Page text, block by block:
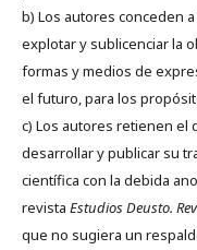
b) Los autores conceden
explotar y sublicenciar la
formas y medios de
el futuro, para los
c) Los autores retienen el
desarrollar y publicar su
científica con la debida
revista Estudios Deusto.
que no sugiera un